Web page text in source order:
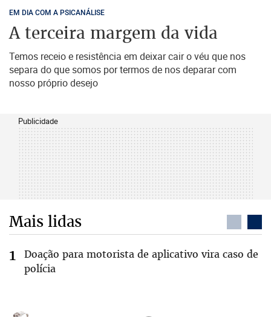
EM DIA COM A PSICANÁLISE
A terceira margem da vida
Temos receio e resistência em deixar cair o véu que nos
separa do que somos por termos de nos deparar com
nosso próprio desejo
Publicidade
Mais lidas
Doação para motorista de aplicativo vira caso de
polícia